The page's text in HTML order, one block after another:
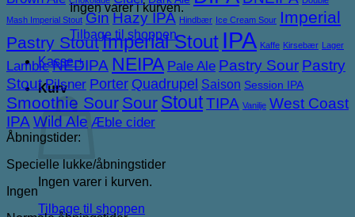
Ingen varer i kurven.
Tilbage til shoppen
Kasse +
Kurv
Ingen varer i kurven.
Tilbage til shoppen
Mash Imperial Stout Gin Hazy IPA Hindbær Ice Cream Sour Imperial
Pastry StoutImperial Stout IPA Kaffe Kirsebær Lager
Lambic NEDIPA NEIPA Pale Ale Pastry Sour Pastry
Stout Pilsner Porter Quadrupel Saison Session IPA
Smoothie Sour Sour StoutTIPA Vanilje West Coast
IPA Wild Ale Æble cider
Åbningstider:
Specielle lukke/åbningstider
Ingen